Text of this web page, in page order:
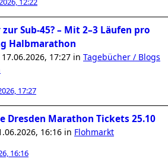
Sub-45? – Mit 2–3 Läufen pro
Halbmarathon
17.06.2026, 17:27 in Tagebücher / Blogs
17:27
Dresden Marathon Tickets 25.10
16:16 in Flohmarkt
16:16